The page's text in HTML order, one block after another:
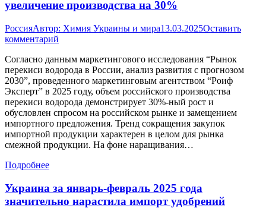
увеличение производства на 30%
РоссияАвтор: Химия Украины и мира13.03.2025Оставить
комментарий
Согласно данным маркетингового исследования “Рынок
перекиси водорода в России, анализ развития с прогнозом
2030”, проведенного маркетинговым агентством “Роиф
Эксперт” в 2025 году, объем российского производства
перекиси водорода демонстрирует 30%-ный рост и
обусловлен спросом на российском рынке и замещением
импортного предложения. Тренд сокращения закупок
импортной продукции характерен в целом для рынка
смежной продукции. На фоне наращивания…
Подробнее
Украина за январь-февраль 2025 года
значительно нарастила импорт удобрений